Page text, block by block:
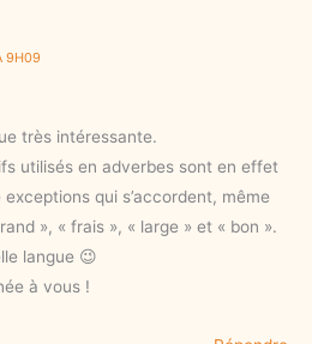
9H09
très intéressante.
utilisés en adverbes sont en effet
qui s’accordent, même
», « frais », « large » et « bon ».
langue 😉
à vous !